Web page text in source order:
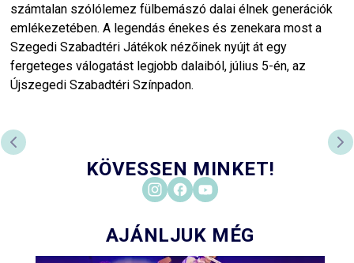
számtalan szólólemez fülbemászó dalai élnek generációk
emlékezetében. A legendás énekes és zenekara most a
Szegedi Szabadtéri Játékok nézőinek nyújt át egy
fergeteges válogatást legjobb dalaiból, július 5-én, az
Újszegedi Szabadtéri Színpadon.
ELŐZŐ DIA
KÖVESSEN MINKET!
AJÁNLJUK MÉG